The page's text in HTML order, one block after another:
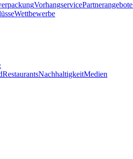
VorhangservicePartnerangebote
Wettbewerbe
RestaurantsNachhaltigkeitMedien